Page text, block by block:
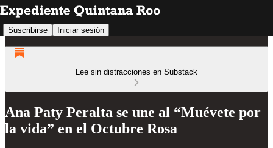
Suscribirse Iniciar sesión
Lee sin distracciones en Substack
Ana Paty Peralta se une al “Muévete por
la vida” en el Octubre Rosa